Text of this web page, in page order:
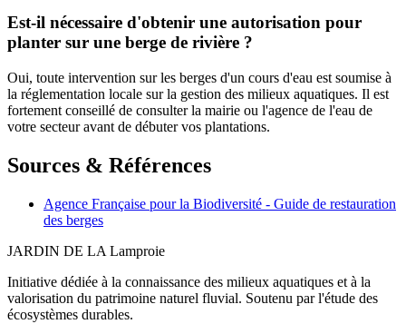
Est-il nécessaire d'obtenir une autorisation pour
planter sur une berge de rivière ?
Oui, toute intervention sur les berges d'un cours d'eau est soumise à
la réglementation locale sur la gestion des milieux aquatiques. Il est
fortement conseillé de consulter la mairie ou l'agence de l'eau de
votre secteur avant de débuter vos plantations.
Sources & Références
Agence Française pour la Biodiversité - Guide de restauration
des berges
JARDIN DE LA Lamproie
Initiative dédiée à la connaissance des milieux aquatiques et à la
valorisation du patrimoine naturel fluvial. Soutenu par l'étude des
écosystèmes durables.